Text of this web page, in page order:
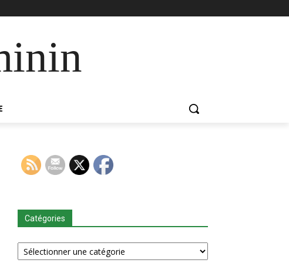
Catégories
Catégories